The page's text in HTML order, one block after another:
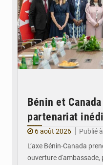
Bénin et
partenariat
6 août 2026
Publié
L’axe Bénin-Canada
ouverture d'ambassade,